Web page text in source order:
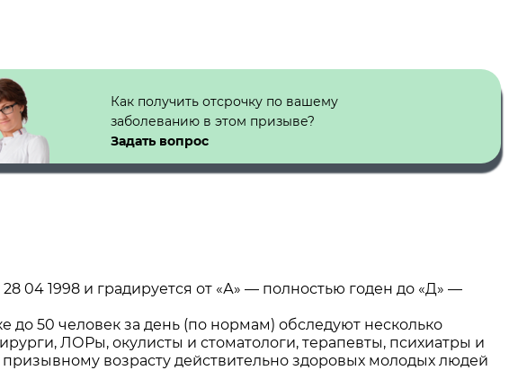
Как получить отсрочку по вашему
заболеванию в этом призыве?
Задать вопрос
04 1998 и градируется от «А» — полностью годен до «Д» —
до 50 человек за день (по нормам) обследуют несколько
ЛОРы, окулисты и стоматологи, терапевты, психиатры и
возрасту действительно здоровых молодых людей